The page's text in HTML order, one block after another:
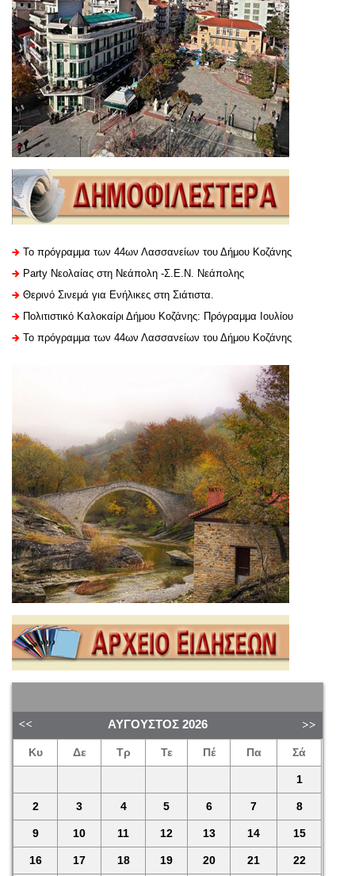
Το πρόγραμμα των 44ων Λασσανείων του Δήμου Κοζάνης
Party Νεολαίας στη Νεάπολη -Σ.Ε.Ν. Νεάπολης
Θερινό Σινεμά για Ενήλικες στη Σιάτιστα.
Πολιτιστικό Καλοκαίρι Δήμου Κοζάνης: Πρόγραμμα Ιουλίου
Το πρόγραμμα των 44ων Λασσανείων του Δήμου Κοζάνης
ΑΎΓΟΥΣΤΟΣ 2026
Κυ Δε Τρ Τε Πέ Πα Σά
1
2 3 4 5 6 7 8
9 10 11 12 13 14 15
16 17 18 19 20 21 22